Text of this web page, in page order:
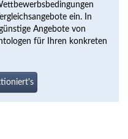
ein. In
Angebote von
für Ihren konkreten